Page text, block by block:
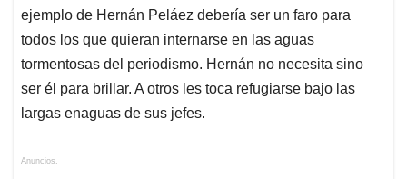
ejemplo de Hernán Peláez debería ser un faro para
todos los que quieran internarse en las aguas
tormentosas del periodismo. Hernán no necesita sino
ser él para brillar. A otros les toca refugiarse bajo las
largas enaguas de sus jefes.
Anuncios.